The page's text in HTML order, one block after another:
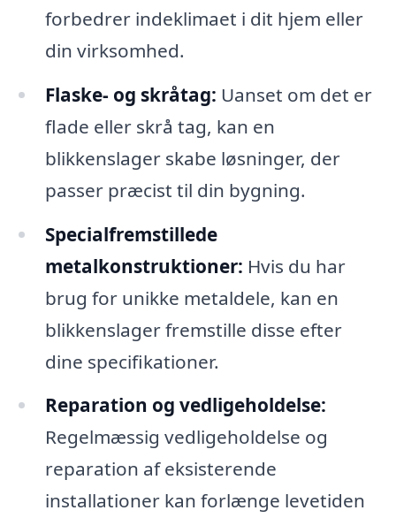
forbedrer indeklimaet i dit hjem eller
din virksomhed.
Flaske- og skråtag: Uanset om det er
flade eller skrå tag, kan en
blikkenslager skabe løsninger, der
passer præcist til din bygning.
Specialfremstillede
metalkonstruktioner: Hvis du har
brug for unikke metaldele, kan en
blikkenslager fremstille disse efter
dine specifikationer.
Reparation og vedligeholdelse:
Regelmæssig vedligeholdelse og
reparation af eksisterende
installationer kan forlænge levetiden